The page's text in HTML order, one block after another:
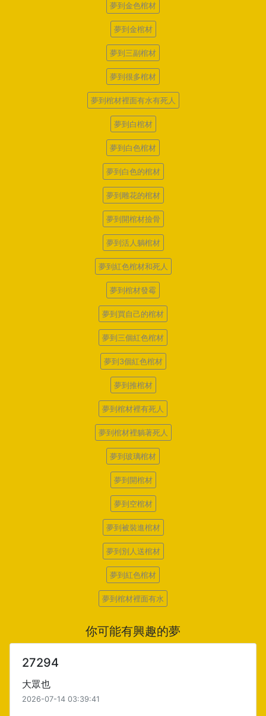
夢到金色棺材
夢到金棺材
夢到三副棺材
夢到很多棺材
夢到棺材裡面有水有死人
夢到白棺材
夢到白色棺材
夢到白色的棺材
夢到雕花的棺材
夢到開棺材撿骨
夢到活人躺棺材
夢到紅色棺材和死人
夢到棺材發霉
夢到買自己的棺材
夢到三個紅色棺材
夢到3個紅色棺材
夢到推棺材
夢到棺材裡有死人
夢到棺材裡躺著死人
夢到玻璃棺材
夢到開棺材
夢到空棺材
夢到被裝進棺材
夢到別人送棺材
夢到紅色棺材
夢到棺材裡面有水
你可能有興趣的夢
27294
大眾也
2026-07-14 03:39:41